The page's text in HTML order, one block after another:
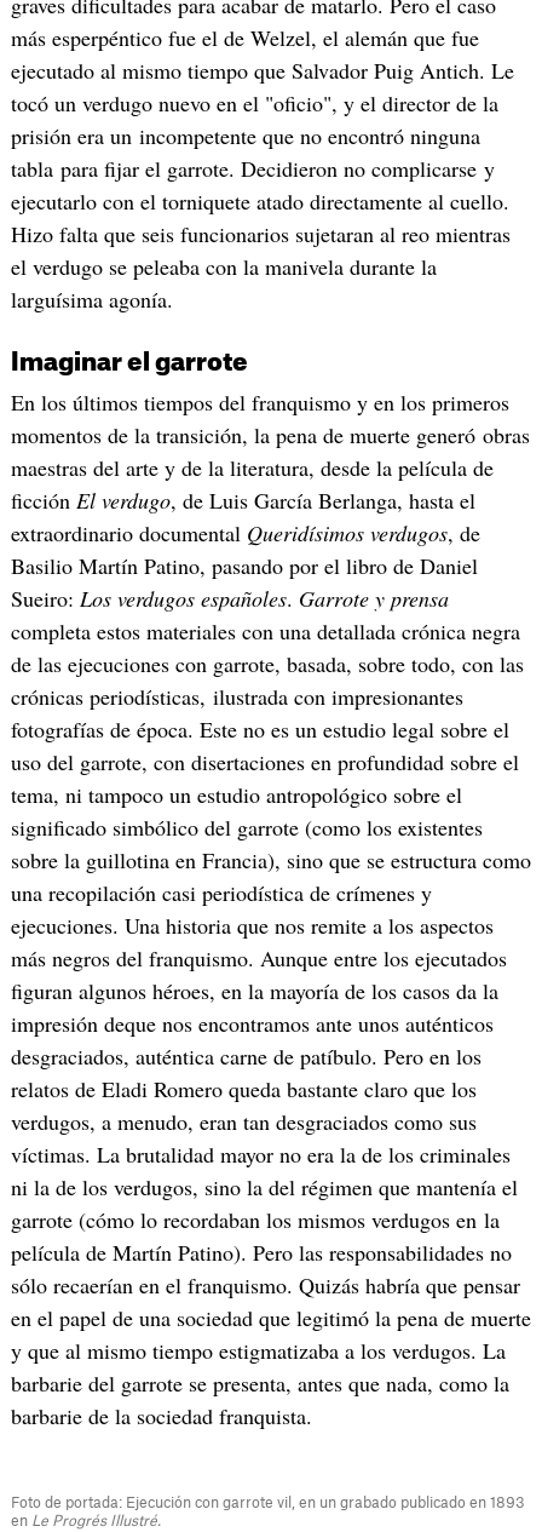
más esperpéntico fue el de Welzel, el alemán que fue
ejecutado al mismo tiempo que Salvador Puig Antich. Le
tocó un verdugo nuevo en el "oficio", y el director de la
prisión era un incompetente que no encontró ninguna
tabla para fijar el garrote. Decidieron no complicarse y
ejecutarlo con el torniquete atado directamente al cuello.
Hizo falta que seis funcionarios sujetaran al reo mientras
el verdugo se peleaba con la manivela durante la
larguísima agonía.
Imaginar el garrote
En los últimos tiempos del franquismo y en los primeros
momentos de la transición, la pena de muerte generó obras
maestras del arte y de la literatura, desde la película de
ficción El verdugo, de Luis García Berlanga, hasta el
extraordinario documental Queridísimos verdugos, de
Basilio Martín Patino, pasando por el libro de Daniel
Sueiro: Los verdugos españoles. Garrote y prensa
completa estos materiales con una detallada crónica negra
de las ejecuciones con garrote, basada, sobre todo, con las
crónicas periodísticas, ilustrada con impresionantes
fotografías de época. Este no es un estudio legal sobre el
uso del garrote, con disertaciones en profundidad sobre el
tema, ni tampoco un estudio antropológico sobre el
significado simbólico del garrote (como los existentes
sobre la guillotina en Francia), sino que se estructura como
una recopilación casi periodística de crímenes y
ejecuciones. Una historia que nos remite a los aspectos
más negros del franquismo. Aunque entre los ejecutados
figuran algunos héroes, en la mayoría de los casos da la
impresión deque nos encontramos ante unos auténticos
desgraciados, auténtica carne de patíbulo. Pero en los
relatos de Eladi Romero queda bastante claro que los
verdugos, a menudo, eran tan desgraciados como sus
víctimas. La brutalidad mayor no era la de los criminales
ni la de los verdugos, sino la del régimen que mantenía el
garrote (cómo lo recordaban los mismos verdugos en la
película de Martín Patino). Pero las responsabilidades no
sólo recaerían en el franquismo. Quizás habría que pensar
en el papel de una sociedad que legitimó la pena de muerte
y que al mismo tiempo estigmatizaba a los verdugos. La
barbarie del garrote se presenta, antes que nada, como la
barbarie de la sociedad franquista.
Foto de portada: Ejecución con garrote vil, en un grabado publicado en 1893
en Le Progrés Illustré.